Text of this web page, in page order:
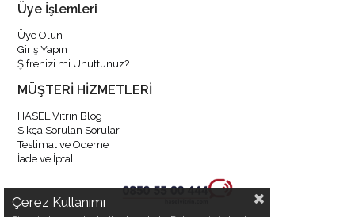
Üye İşlemleri
Üye Olun
Giriş Yapın
Şifrenizi mi Unuttunuz?
MÜŞTERİ HİZMETLERİ
HASEL Vitrin Blog
Sıkça Sorulan Sorular
Teslimat ve Ödeme
İade ve İptal
Çerez Kullanımı